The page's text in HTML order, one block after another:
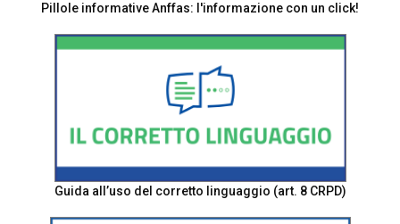
Pillole informative Anffas: l'informazione con un click!
Guida all’uso del corretto linguaggio (art. 8 CRPD)